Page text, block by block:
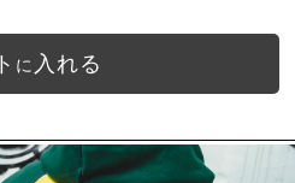
に 入れる